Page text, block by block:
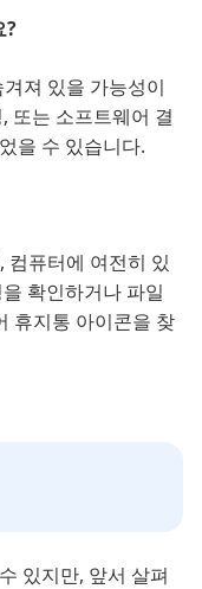
?
져 있을 가능성이
또는 소프트웨어 결
을 수 있습니다.
컴퓨터에 여전히 있
확인하거나 파일
휴지통 아이콘을 찾
있지만, 앞서 살펴